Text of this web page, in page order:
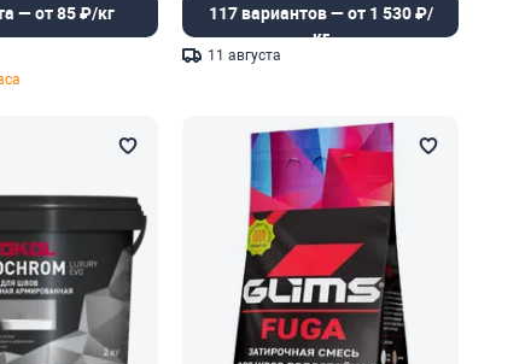
— от 85 ₽/кг
117 вариантов — от 1 530 ₽/
кг
11 августа